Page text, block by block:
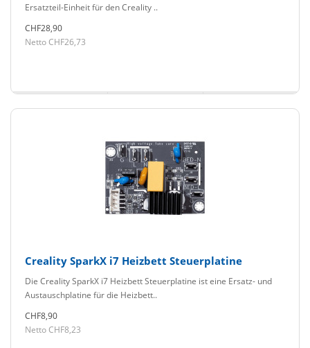
Ersatzteil-Einheit für den Creality ..
CHF28,90
Netto CHF26,73
Creality SparkX i7 Heizbett Steuerplatine
Die Creality SparkX i7 Heizbett Steuerplatine ist eine Ersatz- und
Austauschplatine für die Heizbett..
CHF8,90
Netto CHF8,23